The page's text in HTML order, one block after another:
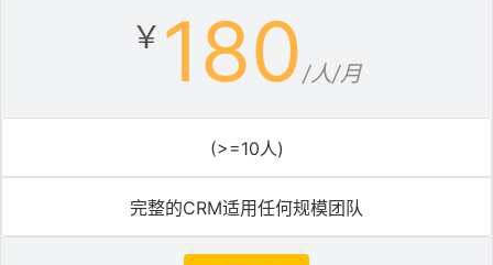
￥ 180/人/月
(>=10人)
完整的CRM适用任何规模团队